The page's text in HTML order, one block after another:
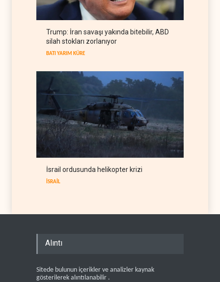
BATI YARIM KÜRE 07 Ağustos 2026
yeni yaptırımlar
Trump: İran savaşı yakında bitebilir, ABD
silah stokları zorlanıyor
BATI YARIM KÜRE
İsrail ordusunda helikopter krizi
İSRAİL
Alıntı
Sitede bulunun içerikler ve analizler kaynak
gösterilerek alıntılanabilir .